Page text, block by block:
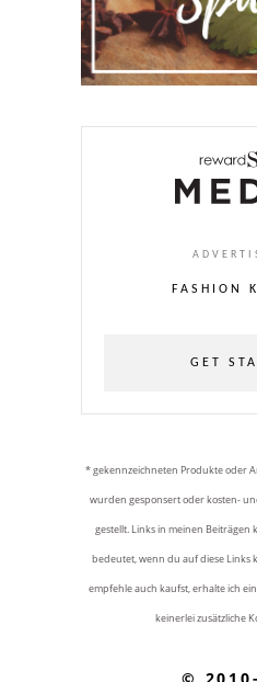
FASHION
GET
* gekennzeichneten Produkte oder
wurden gesponsert oder kosten-
gestellt. Links in meinen Beiträgen
bedeutet, wenn du auf diese Links
empfehle auch kaufst, erhalte ich
keinerlei zusätzliche
©